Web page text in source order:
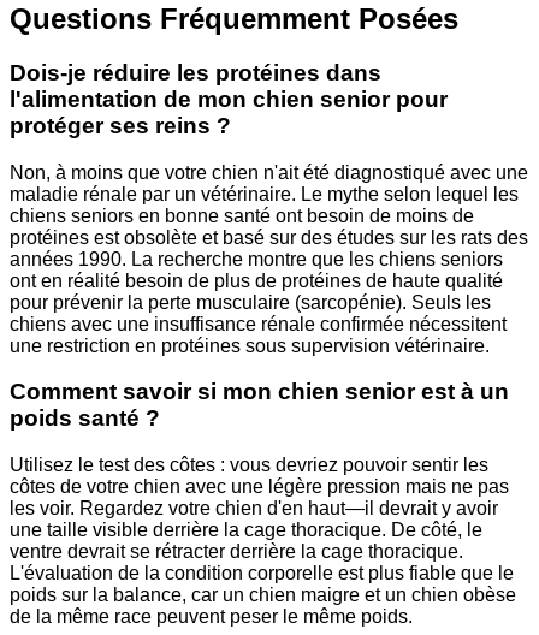
Questions Fréquemment Posées
Dois-je réduire les protéines dans
l'alimentation de mon chien senior pour
protéger ses reins ?
Non, à moins que votre chien n'ait été diagnostiqué avec une
maladie rénale par un vétérinaire. Le mythe selon lequel les
chiens seniors en bonne santé ont besoin de moins de
protéines est obsolète et basé sur des études sur les rats des
années 1990. La recherche montre que les chiens seniors
ont en réalité besoin de plus de protéines de haute qualité
pour prévenir la perte musculaire (sarcopénie). Seuls les
chiens avec une insuffisance rénale confirmée nécessitent
une restriction en protéines sous supervision vétérinaire.
Comment savoir si mon chien senior est à un
poids santé ?
Utilisez le test des côtes : vous devriez pouvoir sentir les
côtes de votre chien avec une légère pression mais ne pas
les voir. Regardez votre chien d'en haut—il devrait y avoir
une taille visible derrière la cage thoracique. De côté, le
ventre devrait se rétracter derrière la cage thoracique.
L'évaluation de la condition corporelle est plus fiable que le
poids sur la balance, car un chien maigre et un chien obèse
de la même race peuvent peser le même poids.